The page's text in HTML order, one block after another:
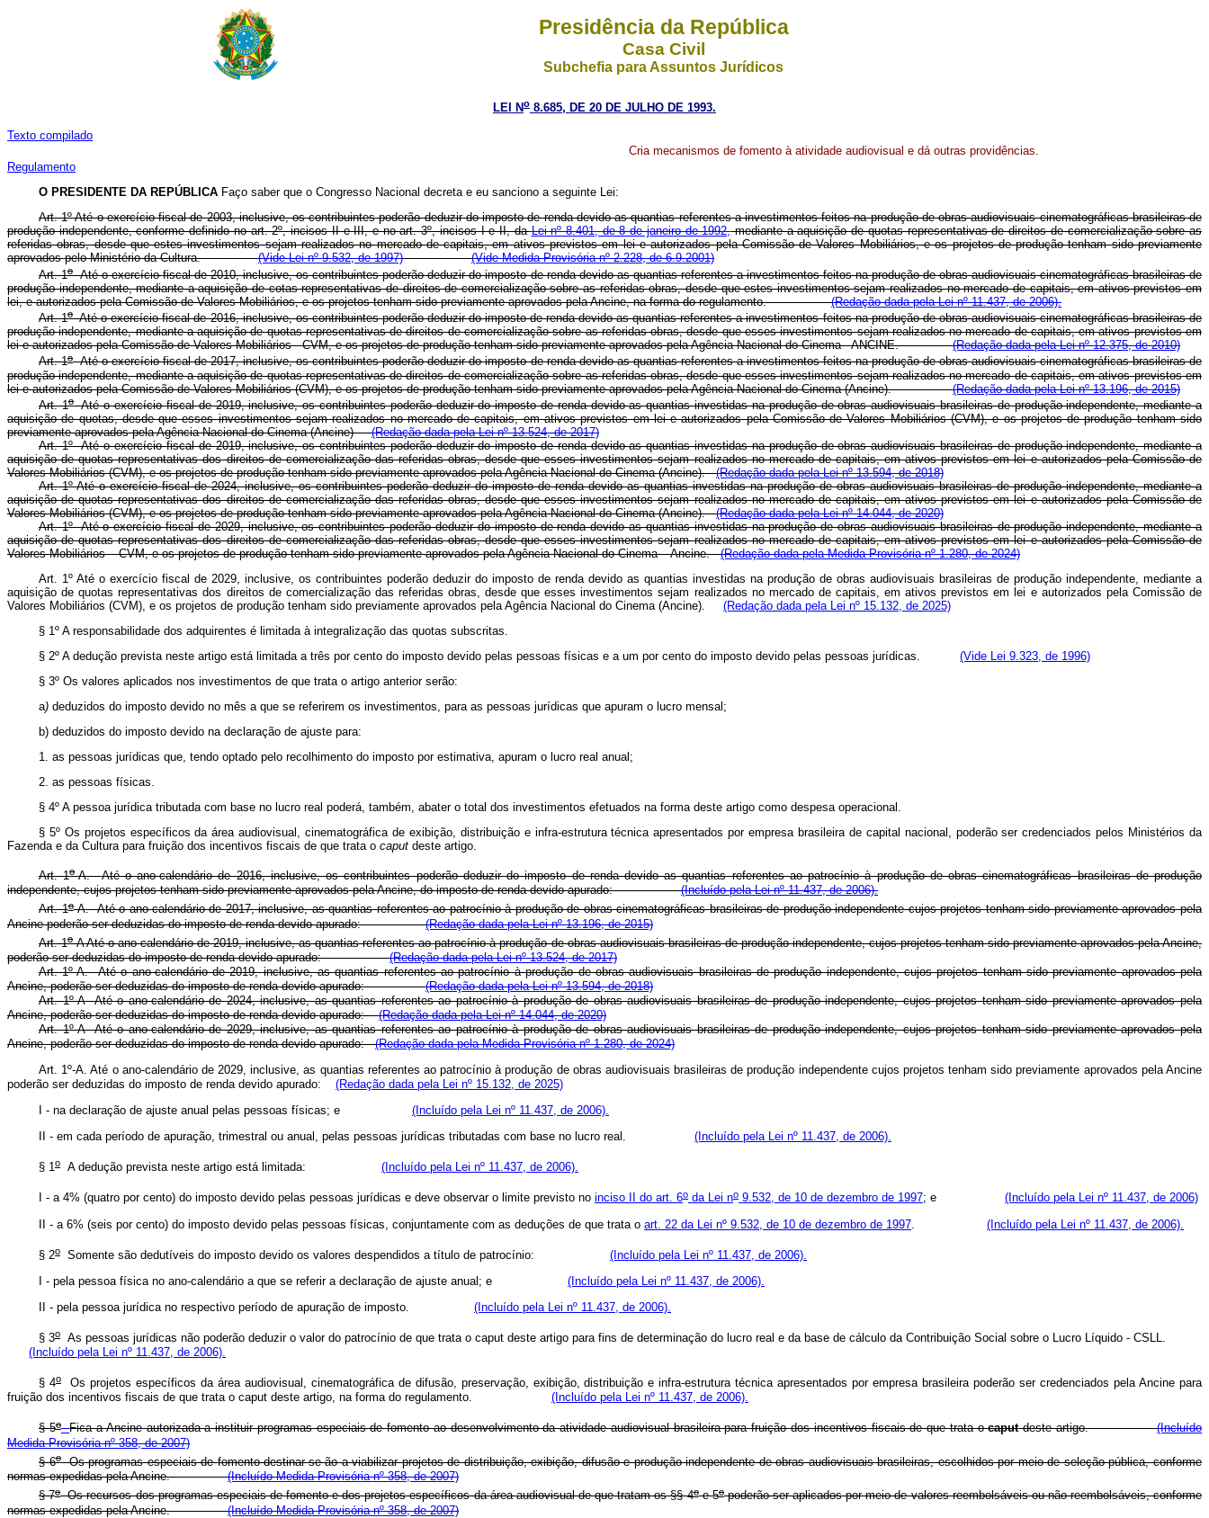
Presidência da República
Casa Civil
Subchefia para Assuntos Jurídicos
LEI No 8.685, DE 20 DE JULHO DE 1993.
Texto compilado
Regulamento
Cria mecanismos de fomento à atividade audiovisual e dá outras providências.
O PRESIDENTE DA REPÚBLICA Faço saber que o Congresso Nacional decreta e eu sanciono a seguinte Lei:
Art. 1º Até o exercício fiscal de 2003, inclusive, os contribuintes poderão deduzir do imposto de renda devido as quantias referentes a investimentos feitos na produção de obras audiovisuais cinematográficas brasileiras de
produção independente, conforme definido no art. 2º, incisos II e III, e no art. 3º, incisos I e II, daLei nº 8.401, de 8 de janeiro de 1992,mediante a aquisição de quotas representativas de direitos de comercialização sobre as
referidas obras, desde que estes investimentos sejam realizados no mercado de capitais, em ativos previstos em lei e autorizados pela Comissão de Valores Mobiliários, e os projetos de produção tenham sido previamente
aprovados pelo Ministério da Cultura.(Vide Lei nº 9.532, de 1997)
(Vide Medida Provisória nº 2.228, de 6.9.2001)
Art. 1oAté o exercício fiscal de 2010, inclusive, os contribuintes poderão deduzir do imposto de renda devido as quantias referentes a investimentos feitos na produção de obras audiovisuais cinematográficas brasileiras de
produção independente, mediante a aquisição de cotas representativas de direitos de comercialização sobre as referidas obras, desde que estes investimentos sejam realizados no mercado de capitais, em ativos previstos em
lei, e autorizados pela Comissão de Valores Mobiliários, e os projetos tenham sido previamente aprovados pela Ancine, na forma do regulamento.(Redação dada pela Lei nº 11.437, de 2006).
Art. 1oAté o exercício fiscal de 2016, inclusive, os contribuintes poderão deduzir do imposto de renda devido as quantias referentes a investimentos feitos na produção de obras audiovisuais cinematográficas brasileiras de
produção independente, mediante a aquisição de quotas representativas de direitos de comercialização sobre as referidas obras, desde que esses investimentos sejam realizados no mercado de capitais, em ativos previstos em
lei e autorizados pela Comissão de Valores Mobiliários - CVM, e os projetos de produção tenham sido previamente aprovados pela Agência Nacional do Cinema - ANCINE.(Redação dada pela Lei nº 12.375, de 2010)
Art. 1oAté o exercício fiscal de 2017, inclusive, os contribuintes poderão deduzir do imposto de renda devido as quantias referentes a investimentos feitos na produção de obras audiovisuais cinematográficas brasileiras de
produção independente, mediante a aquisição de quotas representativas de direitos de comercialização sobre as referidas obras, desde que esses investimentos sejam realizados no mercado de capitais, em ativos previstos em
lei e autorizados pela Comissão de Valores Mobiliários (CVM), e os projetos de produção tenham sido previamente aprovados pela Agência Nacional do Cinema (Ancine).(Redação dada pela Lei nº 13.196, de 2015)
Art. 1oAté o exercício fiscal de 2019, inclusive, os contribuintes poderão deduzir do imposto de renda devido as quantias investidas na produção de obras audiovisuais brasileiras de produção independente, mediante a
aquisição de quotas, desde que esses investimentos sejam realizados no mercado de capitais, em ativos previstos em lei e autorizados pela Comissão de Valores Mobiliários (CVM), e os projetos de produção tenham sido
previamente aprovados pela Agência Nacional do Cinema (Ancine)
(Redação dada pela Lei nº 13.524, de 2017)
Art. 1º Até o exercício fiscal de 2019, inclusive, os contribuintes poderão deduzir do imposto de renda devido as quantias investidas na produção de obras audiovisuais brasileiras de produção independente, mediante a
aquisição de quotas representativas dos direitos de comercialização das referidas obras, desde que esses investimentos sejam realizados no mercado de capitais, em ativos previstos em lei e autorizados pela Comissão de
Valores Mobiliários (CVM), e os projetos de produção tenham sido previamente aprovados pela Agência Nacional do Cinema (Ancine).(Redação dada pela Lei nº 13.594, de 2018)
Art. 1º Até o exercício fiscal de 2024, inclusive, os contribuintes poderão deduzir do imposto de renda devido as quantias investidas na produção de obras audiovisuais brasileiras de produção independente, mediante a
aquisição de quotas representativas dos direitos de comercialização das referidas obras, desde que esses investimentos sejam realizados no mercado de capitais, em ativos previstos em lei e autorizados pela Comissão de
Valores Mobiliários (CVM), e os projetos de produção tenham sido previamente aprovados pela Agência Nacional do Cinema (Ancine). (Redação dada pela Lei nº 14.044, de 2020)
Art. 1º Até o exercício fiscal de 2029, inclusive, os contribuintes poderão deduzir do imposto de renda devido as quantias investidas na produção de obras audiovisuais brasileiras de produção independente, mediante a
aquisição de quotas representativas dos direitos de comercialização das referidas obras, desde que esses investimentos sejam realizados no mercado de capitais, em ativos previstos em lei e autorizados pela Comissão de
Valores Mobiliários – CVM, e os projetos de produção tenham sido previamente aprovados pela Agência Nacional do Cinema – Ancine.(Redação dada pela Medida Provisória nº 1.280, de 2024)
Art. 1º Até o exercício fiscal de 2029, inclusive, os contribuintes poderão deduzir do imposto de renda devido as quantias investidas na produção de obras audiovisuais brasileiras de produção independente, mediante a
aquisição de quotas representativas dos direitos de comercialização das referidas obras, desde que esses investimentos sejam realizados no mercado de capitais, em ativos previstos em lei e autorizados pela Comissão de
Valores Mobiliários (CVM), e os projetos de produção tenham sido previamente aprovados pela Agência Nacional do Cinema (Ancine). (Redação dada pela Lei nº 15.132, de 2025)
§ 1º A responsabilidade dos adquirentes é limitada à integralização das quotas subscritas.
§ 2º A dedução prevista neste artigo está limitada a três por cento do imposto devido pelas pessoas físicas e a um por cento do imposto devido pelas pessoas jurídicas. (Vide Lei 9.323, de 1996)
§ 3º Os valores aplicados nos investimentos de que trata o artigo anterior serão:
a) deduzidos do imposto devido no mês a que se referirem os investimentos, para as pessoas jurídicas que apuram o lucro mensal;
b) deduzidos do imposto devido na declaração de ajuste para:
1. as pessoas jurídicas que, tendo optado pelo recolhimento do imposto por estimativa, apuram o lucro real anual;
2. as pessoas físicas.
§ 4º A pessoa jurídica tributada com base no lucro real poderá, também, abater o total dos investimentos efetuados na forma deste artigo como despesa operacional.
§ 5º Os projetos específicos da área audiovisual, cinematográfica de exibição, distribuição e infra-estrutura técnica apresentados por empresa brasileira de capital nacional, poderão ser credenciados pelos Ministérios da
Fazenda e da Cultura para fruição dos incentivos fiscais de que trata o caput deste artigo.
Art. 1o-A.Até o ano-calendário de 2016, inclusive, os contribuintes poderão deduzir do imposto de renda devido as quantias referentes ao patrocínio à produção de obras cinematográficas brasileiras de produção
independente, cujos projetos tenham sido previamente aprovados pela Ancine, do imposto de renda devido apurado:(Incluído pela Lei nº 11.437, de 2006).
Art. 1o-A. Até o ano-calendário de 2017, inclusive, as quantias referentes ao patrocínio à produção de obras cinematográficas brasileiras de produção independente cujos projetos tenham sido previamente aprovados pela
Ancine poderão ser deduzidas do imposto de renda devido apurado:(Redação dada pela Lei nº 13.196, de 2015)
Art. 1o-A Até o ano-calendário de 2019, inclusive, as quantias referentes ao patrocínio à produção de obras audiovisuais brasileiras de produção independente, cujos projetos tenham sido previamente aprovados pela Ancine,
poderão ser deduzidas do imposto de renda devido apurado:
(Redação dada pela Lei nº 13.524, de 2017)
Art. 1º-A. Até o ano-calendário de 2019, inclusive, as quantias referentes ao patrocínio à produção de obras audiovisuais brasileiras de produção independente, cujos projetos tenham sido previamente aprovados pela
Ancine, poderão ser deduzidas do imposto de renda devido apurado:(Redação dada pela Lei nº 13.594, de 2018)
Art. 1º-A Até o ano-calendário de 2024, inclusive, as quantias referentes ao patrocínio à produção de obras audiovisuais brasileiras de produção independente, cujos projetos tenham sido previamente aprovados pela
Ancine, poderão ser deduzidas do imposto de renda devido apurado:
(Redação dada pela Lei nº 14.044, de 2020)
Art. 1º-A Até o ano-calendário de 2029, inclusive, as quantias referentes ao patrocínio à produção de obras audiovisuais brasileiras de produção independente, cujos projetos tenham sido previamente aprovados pela
Ancine, poderão ser deduzidas do imposto de renda devido apurado:(Redação dada pela Medida Provisória nº 1.280, de 2024)
Art. 1º-A. Até o ano-calendário de 2029, inclusive, as quantias referentes ao patrocínio à produção de obras audiovisuais brasileiras de produção independente cujos projetos tenham sido previamente aprovados pela Ancine
poderão ser deduzidas do imposto de renda devido apurado: (Redação dada pela Lei nº 15.132, de 2025)
I - na declaração de ajuste anual pelas pessoas físicas; e (Incluído pela Lei nº 11.437, de 2006).
II - em cada período de apuração, trimestral ou anual, pelas pessoas jurídicas tributadas com base no lucro real. (Incluído pela Lei nº 11.437, de 2006).
§ 1o A dedução prevista neste artigo está limitada: (Incluído pela Lei nº 11.437, de 2006).
I - a 4% (quatro por cento) do imposto devido pelas pessoas jurídicas e deve observar o limite previsto no inciso II do art. 6o da Lei no 9.532, de 10 de dezembro de 1997; e (Incluído pela Lei nº 11.437, de 2006)
II - a 6% (seis por cento) do imposto devido pelas pessoas físicas, conjuntamente com as deduções de que trata o art. 22 da Lei nº 9.532, de 10 de dezembro de 1997 (Incluído pela Lei nº 11.437, de 2006).
§ 2o Somente são dedutíveis do imposto devido os valores despendidos a título de patrocínio: (Incluído pela Lei nº 11.437, de 2006).
I - pela pessoa física no ano-calendário a que se referir a declaração de ajuste anual; e (Incluído pela Lei nº 11.437, de 2006).
II - pela pessoa jurídica no respectivo período de apuração de imposto. (Incluído pela Lei nº 11.437, de 2006).
§ 3o
As pessoas jurídicas não poderão deduzir o valor do patrocínio de que trata o caput deste artigo para fins de determinação do lucro real e da base de cálculo da Contribuição Social sobre o Lucro Líquido - CSLL.
(Incluído pela Lei nº 11.437, de 2006).
§ 4oOs projetos específicos da área audiovisual, cinematográfica de difusão, preservação, exibição, distribuição e infra-estrutura técnica apresentados por empresa brasileira poderão ser credenciados pela Ancine para
fruição dos incentivos fiscais de que trata o caput deste artigo, na forma do regulamento. (Incluído pela Lei nº 11.437, de 2006).
§ 5o Fica a Ancine autorizada a instituir programas especiais de fomento ao desenvolvimento da atividade audiovisual brasileira para fruição dos incentivos fiscais de que trata ocaputdeste artigo.
(Incluído
Medida Provisória nº 358, de 2007)
§ 6oOs programas especiais de fomento destinar-se-ão a viabilizar projetos de distribuição, exibição, difusão e produção independente de obras audiovisuais brasileiras, escolhidos por meio de seleção pública, conforme
normas expedidas pela Ancine.
(Incluído Medida Provisória nº 358, de 2007)
§ 7oOs recursos dos programas especiais de fomento e dos projetos específicos da área audiovisual de que tratam os §§ 4oe 5opoderão ser aplicados por meio de valores reembolsáveis ou não-reembolsáveis, conforme
normas expedidas pela Ancine.
(Incluído Medida Provisória nº 358, de 2007)